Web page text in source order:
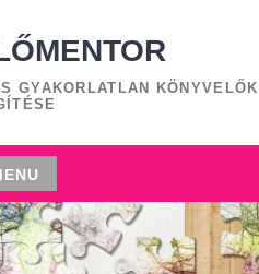
GYAKORLATLAN KÖNYVELŐK